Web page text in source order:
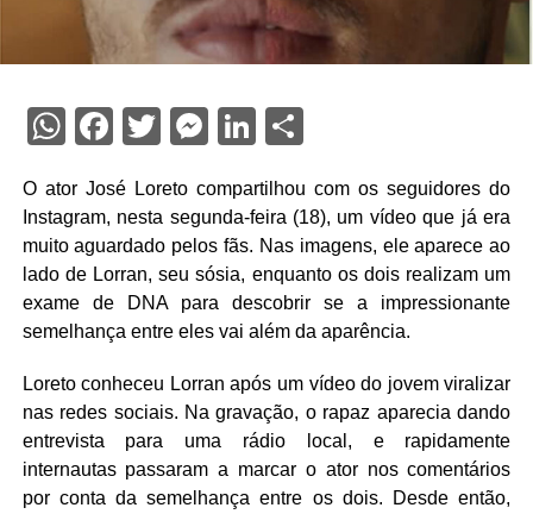
WhatsApp
Facebook
Twitter
Messenger
LinkedIn
Share
O ator José Loretocompartilhou com os seguidores do
Instagram, nesta segunda-feira (18), um vídeo que já era
muito aguardado pelos fãs. Nas imagens, ele aparece ao
lado de Lorran, seu sósia, enquanto os dois realizam um
exame de DNA para descobrir se a impressionante
semelhança entre eles vai além da aparência.
Loreto conheceu Lorran após um vídeo do jovem viralizar
nas redes sociais. Na gravação, o rapaz aparecia dando
entrevista para uma rádio local, e rapidamente
internautas passaram a marcar o ator nos comentários
por conta da semelhança entre os dois. Desde então,